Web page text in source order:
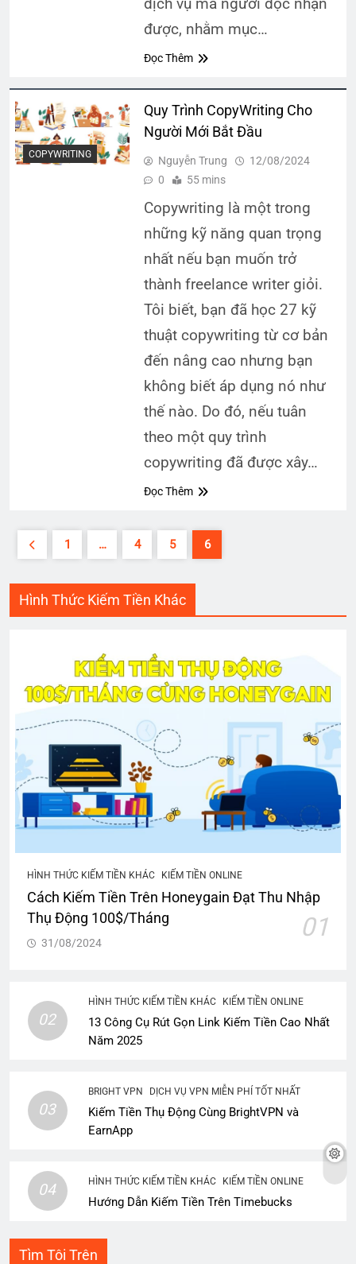
Hình Thức Kiếm Tiền Khác
HÌNH THỨC KIẾM TIỀN KHÁC KIẾM TIỀN ONLINE
Cách Kiếm Tiền Trên Honeygain Đạt Thu Nhập
Thụ Động 100$/Tháng
01
31/08/2024
02
HÌNH THỨC KIẾM TIỀN KHÁC KIẾM TIỀN ONLINE
13 Công Cụ Rút Gọn Link Kiếm Tiền Cao Nhất
Năm 2025
03
BRIGHT VPN DỊCH VỤ VPN MIỄN PHÍ TỐT NHẤT
Kiếm Tiền Thụ Động Cùng BrightVPN và
EarnApp
04 HÌNH THỨC KIẾM TIỀN KHÁC KIẾM TIỀN ONLINE
Hướng Dẫn Kiếm Tiền Trên Timebucks
được, nhằm mục…
Đọc Thêm
COPYWRITING
Quy Trình CopyWriting Cho
Người Mới Bắt Đầu
Nguyễn Trung
12/08/2024
0
55 mins
Copywriting là một trong
những kỹ năng quan trọng
nhất nếu bạn muốn trở
thành freelance writer giỏi.
Tôi biết, bạn đã học 27 kỹ
thuật copywriting từ cơ bản
đến nâng cao nhưng bạn
không biết áp dụng nó như
thế nào. Do đó, nếu tuân
theo một quy trình
copywriting đã được xây…
Đọc Thêm
1 … 4 5 6
Tìm Tôi Trên